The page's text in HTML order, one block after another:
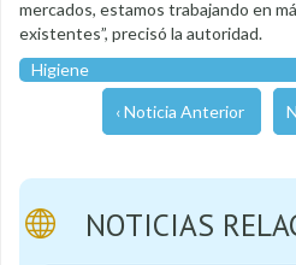
mercados, estamos trabajando en
existentes”, precisó la autoridad.
Higiene
‹ Noticia Anterior
NOTICIAS